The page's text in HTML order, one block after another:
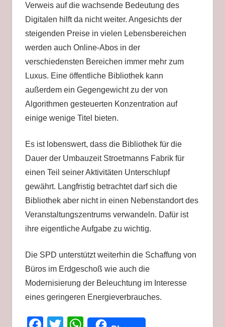
Verweis auf die wachsende Bedeutung des
Digitalen hilft da nicht weiter. Angesichts der
steigenden Preise in vielen Lebensbereichen
werden auch Online-Abos in der
verschiedensten Bereichen immer mehr zum
Luxus. Eine öffentliche Bibliothek kann
außerdem ein Gegengewicht zu der von
Algorithmen gesteuerten Konzentration auf
einige wenige Titel bieten.
Es ist lobenswert, dass die Bibliothek für die
Dauer der Umbauzeit Stroetmanns Fabrik für
einen Teil seiner Aktivitäten Unterschlupf
gewährt. Langfristig betrachtet darf sich die
Bibliothek aber nicht in einen Nebenstandort des
Veranstaltungszentrums verwandeln. Dafür ist
ihre eigentliche Aufgabe zu wichtig.
Die SPD unterstützt weiterhin die Schaffung von
Büros im Erdgeschoß wie auch die
Modernisierung der Beleuchtung im Interesse
eines geringeren Energieverbrauches.